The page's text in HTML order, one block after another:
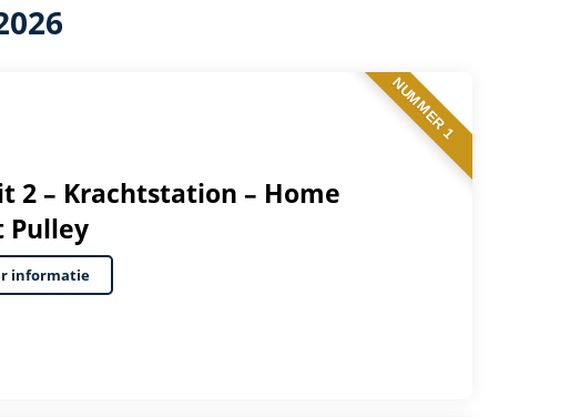
NUMMER 1
2 – Krachtstation – Home
Pulley
informatie